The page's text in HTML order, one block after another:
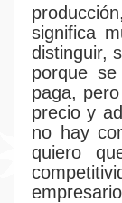
significa
distinguir,
porque
paga,
precio y
no hay
quiero